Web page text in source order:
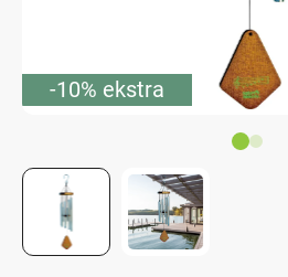
-10% ekstra